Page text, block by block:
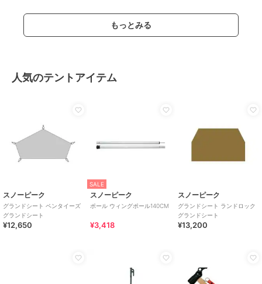
もっとみる
人気のテントアイテム
スノーピーク
グランドシート ペンタイーズ
グランドシート
¥12,650
SALE
スノーピーク
ポール ウィングポール140CM
¥3,418
スノーピーク
グランドシート ランドロック
グランドシート
¥13,200